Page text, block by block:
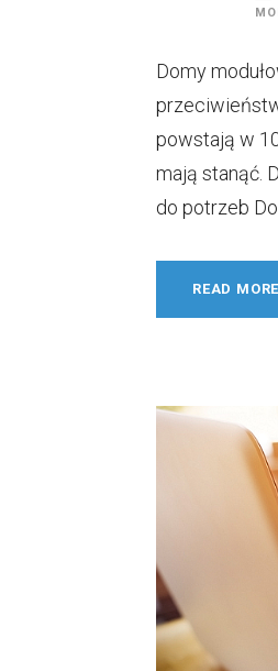
Domy
powstają w
mają stanąć.
do potrzeb
READ MORE